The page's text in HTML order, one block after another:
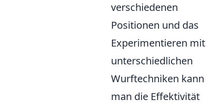
verschiedenen
Positionen und das
Experimentieren mit
unterschiedlichen
Wurftechniken kann
man die Effektivität